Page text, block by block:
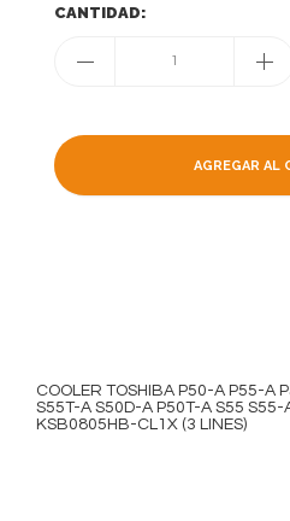
CANTIDAD:
1
AGREGAR AL
COOLER TOSHIBA P50-A P55-A
S55T-A S50D-A P50T-A S55
KSB0805HB-CL1X (3 LINES)